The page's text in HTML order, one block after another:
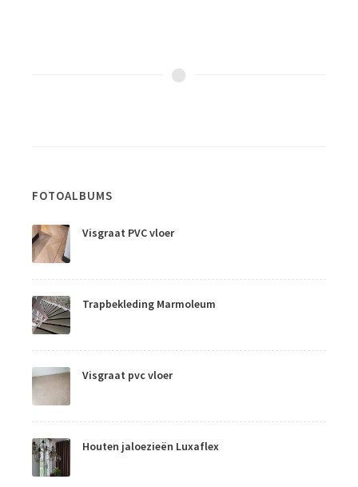
FOTOALBUMS
Visgraat PVC vloer
Trapbekleding Marmoleum
Visgraat pvc vloer
Houten jaloezieën Luxaflex